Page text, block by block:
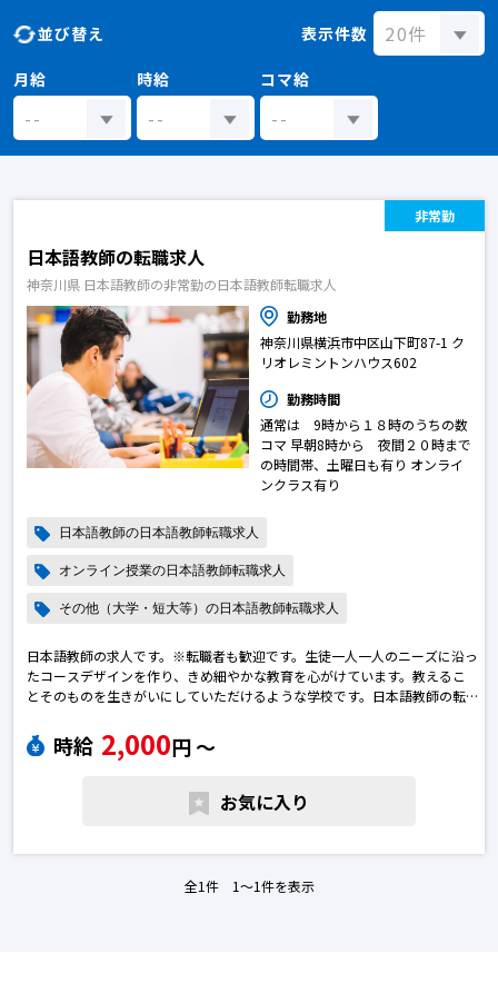
並び替え 表示件数
月給 時給 コマ給
非常勤
日本語教師の転職求人
神奈川県 日本語教師の非常勤の日本語教師転職求人
勤務地
神奈川県横浜市中区山下町87-1 ク
リオレミントンハウス602
勤務時間
通常は 9時から１８時のうちの数
コマ 早朝8時から 夜間２０時まで
の時間帯、土曜日も有り オンライ
ンクラス有り
日本語教師の日本語教師転職求人
オンライン授業の日本語教師転職求人
その他（大学・短大等）の日本語教師転職求人
日本語教師の求人です。※転職者も歓迎です。生徒一人一人のニーズに沿っ
たコースデザインを作り、きめ細やかな教育を心がけています。教えるこ
とそのものを生きがいにしていただけるような学校です。日本語教師の転
時給 2,000円 〜
お気に入り
全1件 1〜1件を表示